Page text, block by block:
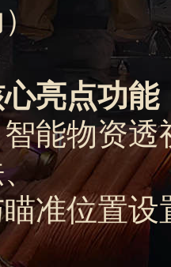
亮点功能
能物资
准位置